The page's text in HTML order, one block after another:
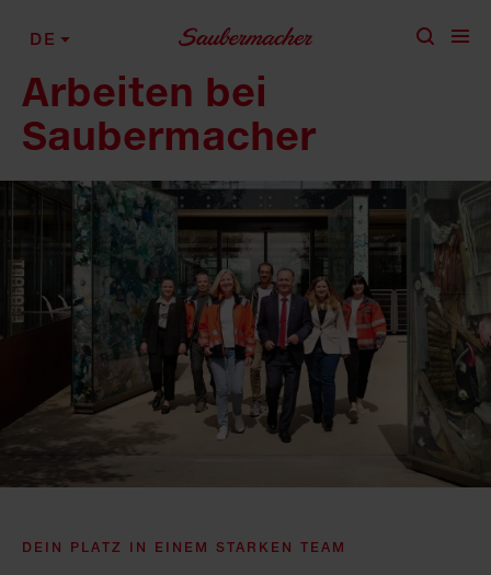
DE
Arbeiten bei
Saubermacher
DEIN PLATZ IN EINEM STARKEN TEAM